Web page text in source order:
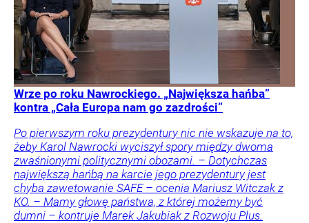
Wrze po roku Nawrockiego. „Największa hańba”
kontra „Cała Europa nam go zazdrości”
Po pierwszym roku prezydentury nic nie wskazuje na to,
żeby Karol Nawrocki wyciszył spory między dwoma
zwaśnionymi politycznymi obozami. – Dotychczas
największą hańbą na karcie jego prezydentury jest
chyba zawetowanie SAFE – ocenia Mariusz Witczak z
KO. – Mamy głowę państwa, z której możemy być
dumni – kontruje Marek Jakubiak z Rozwoju Plus.